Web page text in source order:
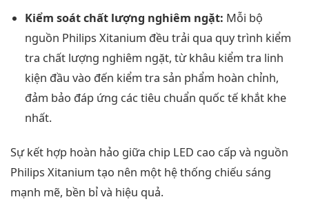
Kiểm soát chất lượng nghiêm ngặt: Mỗi bộ
nguồn Philips Xitanium đều trải qua quy trình kiểm
tra chất lượng nghiêm ngặt, từ khâu kiểm tra linh
kiện đầu vào đến kiểm tra sản phẩm hoàn chỉnh,
đảm bảo đáp ứng các tiêu chuẩn quốc tế khắt khe
nhất.
Sự kết hợp hoàn hảo giữa chip LED cao cấp và nguồn
Philips Xitanium tạo nên một hệ thống chiếu sáng
mạnh mẽ, bền bỉ và hiệu quả.